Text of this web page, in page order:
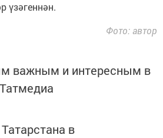
үзәгеннән.
Фото: автор
важным и интересным в
Татмедиа
в